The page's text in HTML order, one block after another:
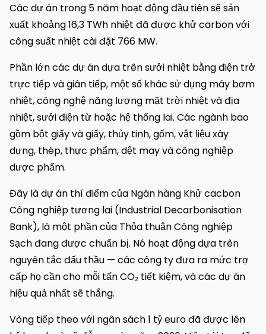
Các dự án trong 5 năm hoạt động đầu tiên sẽ sản
xuất khoảng 16,3 TWh nhiệt đã được khử carbon với
công suất nhiệt cài đặt 766 MW.
Phần lớn các dự án dựa trên sưởi nhiệt bằng điện trở
trực tiếp và gián tiếp, một số khác sử dụng máy bơm
nhiệt, công nghệ năng lượng mặt trời nhiệt và địa
nhiệt, sưởi điện từ hoặc hệ thống lai. Các ngành bao
gồm bột giấy và giấy, thủy tinh, gốm, vật liệu xây
dựng, thép, thực phẩm, dệt may và công nghiệp
dược phẩm.
Đây là dự án thí điểm của Ngân hàng Khử cacbon
Công nghiệp tương lai (Industrial Decarbonisation
Bank), là một phần của Thỏa thuận Công nghiệp
Sạch đang được chuẩn bị. Nó hoạt động dựa trên
nguyên tắc đấu thầu — các công ty đưa ra mức trợ
cấp họ cần cho mỗi tấn CO₂ tiết kiệm, và các dự án
hiệu quả nhất sẽ thắng.
Vòng tiếp theo với ngân sách 1 tỷ euro đã được lên